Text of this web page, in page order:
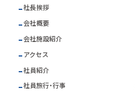
社長挨拶
会社概要
会社施設紹介
アクセス
社員紹介
社員旅行・行事